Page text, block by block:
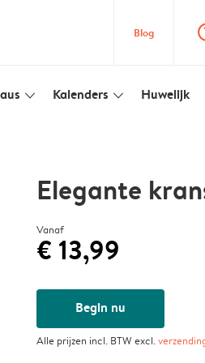
Blog
slim_arrow_down Kalenders slim_arrow_down Huwelijk
Elegante
Vanaf
€ 13,99
Begin nu
Alle prijzen incl. BTW excl.